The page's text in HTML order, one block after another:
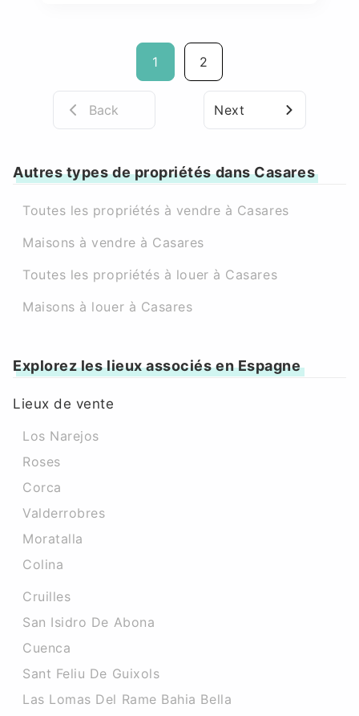
1 2
Back Next
Autres types de propriétés dans Casares
Toutes les propriétés à vendre à Casares
Maisons à vendre à Casares
Toutes les propriétés à louer à Casares
Maisons à louer à Casares
Explorez les lieux associés en Espagne
Lieux de vente
Los Narejos
Roses
Corca
Valderrobres
Moratalla
Colina
Cruilles
San Isidro De Abona
Cuenca
Sant Feliu De Guixols
Las Lomas Del Rame Bahia Bella